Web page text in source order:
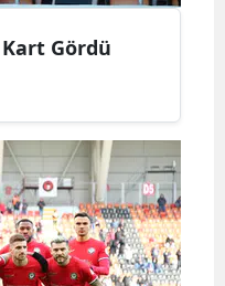
Kart Gördü